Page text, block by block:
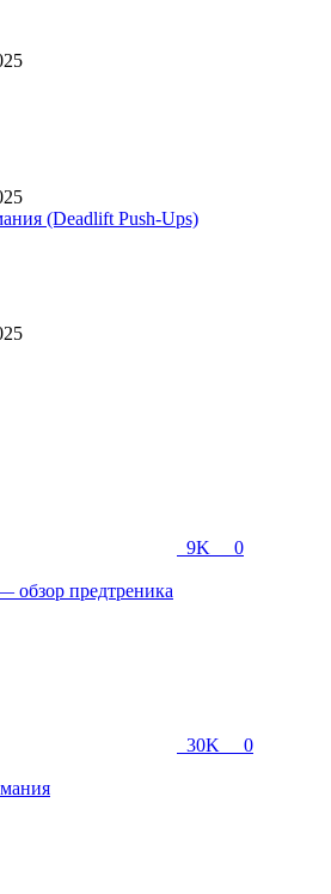
(Deadlift Push-Ups)
9K
0
обзор предтреника
30K
0